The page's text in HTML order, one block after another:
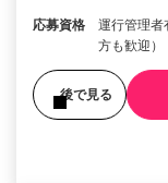
応募資格
運行管理
方も歓迎）
後で見る